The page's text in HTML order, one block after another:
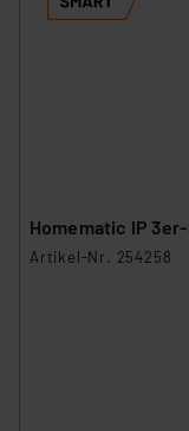
Homematic IP
Artikel-Nr. 254258